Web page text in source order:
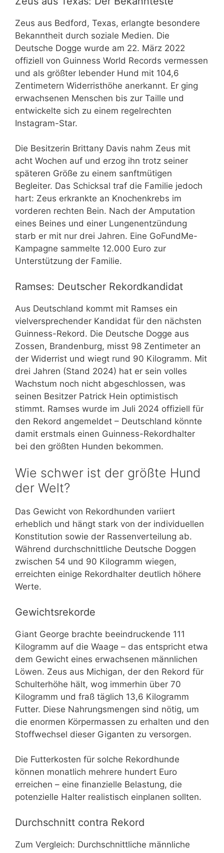
Zeus aus Bedford, Texas, erlangte besondere
Bekanntheit durch soziale Medien. Die
Deutsche Dogge wurde am 22. März 2022
offiziell von Guinness World Records vermessen
und als größter lebender Hund mit 104,6
Zentimetern Widerristhöhe anerkannt. Er ging
erwachsenen Menschen bis zur Taille und
entwickelte sich zu einem regelrechten
Instagram-Star.
Die Besitzerin Brittany Davis nahm Zeus mit
acht Wochen auf und erzog ihn trotz seiner
späteren Größe zu einem sanftmütigen
Begleiter. Das Schicksal traf die Familie jedoch
hart: Zeus erkrankte an Knochenkrebs im
vorderen rechten Bein. Nach der Amputation
eines Beines und einer Lungenentzündung
starb er mit nur drei Jahren. Eine GoFundMe-
Kampagne sammelte 12.000 Euro zur
Unterstützung der Familie.
Ramses: Deutscher Rekordkandidat
Aus Deutschland kommt mit Ramses ein
vielversprechender Kandidat für den nächsten
Guinness-Rekord. Die Deutsche Dogge aus
Zossen, Brandenburg, misst 98 Zentimeter an
der Widerrist und wiegt rund 90 Kilogramm. Mit
drei Jahren (Stand 2024) hat er sein volles
Wachstum noch nicht abgeschlossen, was
seinen Besitzer Patrick Hein optimistisch
stimmt. Ramses wurde im Juli 2024 offiziell für
den Rekord angemeldet – Deutschland könnte
damit erstmals einen Guinness-Rekordhalter
bei den größten Hunden bekommen.
Wie schwer ist der größte Hund
der Welt?
Das Gewicht von Rekordhunden variiert
erheblich und hängt stark von der individuellen
Konstitution sowie der Rassenverteilung ab.
Während durchschnittliche Deutsche Doggen
zwischen 54 und 90 Kilogramm wiegen,
erreichten einige Rekordhalter deutlich höhere
Werte.
Gewichtsrekorde
Giant George brachte beeindruckende 111
Kilogramm auf die Waage – das entspricht etwa
dem Gewicht eines erwachsenen männlichen
Löwen. Zeus aus Michigan, der den Rekord für
Schulterhöhe hält, wog immerhin über 70
Kilogramm und fraß täglich 13,6 Kilogramm
Futter. Diese Nahrungsmengen sind nötig, um
die enormen Körpermassen zu erhalten und den
Stoffwechsel dieser Giganten zu versorgen.
Die Futterkosten für solche Rekordhunde
können monatlich mehrere hundert Euro
erreichen – eine finanzielle Belastung, die
potenzielle Halter realistisch einplanen sollten.
Durchschnitt contra Rekord
Zum Vergleich: Durchschnittliche männliche